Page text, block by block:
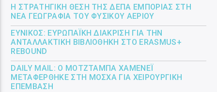
Η ΣΤΡΑΤΗΓΙΚΉ ΘΈΣΗ ΤΗΣ ΔΕΠΑ ΕΜΠΟΡΊΑΣ ΣΤΗ
ΝΈΑ ΓΕΩΓΡΑΦΊΑ ΤΟΥ ΦΥΣΙΚΟΎ ΑΕΡΊΟΥ
ΕΎΝΙΚΟΣ: ΕΥΡΩΠΑΪΚΉ ΔΙΆΚΡΙΣΗ ΓΙΑ ΤΗΝ
ΑΝΤΑΛΛΑΚΤΙΚΉ ΒΙΒΛΙΟΘΉΚΗ ΣΤΟ ERASMUS+
REBOUND
DAILY MAIL: Ο ΜΟΤΖΤΆΜΠΑ ΧΑΜΕΝΕΪ́
ΜΕΤΑΦΈΡΘΗΚΕ ΣΤΗ ΜΌΣΧΑ ΓΙΑ ΧΕΙΡΟΥΡΓΙΚΉ
ΕΠΈΜΒΑΣΗ